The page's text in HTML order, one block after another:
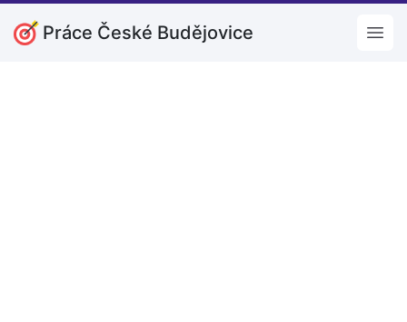
Práce České Budějovice